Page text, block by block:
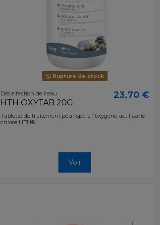
Rupture de stock
Désinfection de l'eau
HTH OXYTAB 20G
23,70 €
Tablette de traitement pour spa à l'oxygène actif sans
chlore HTH®
Voir